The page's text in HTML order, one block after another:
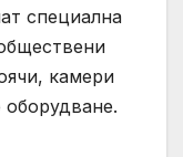
специална
камери